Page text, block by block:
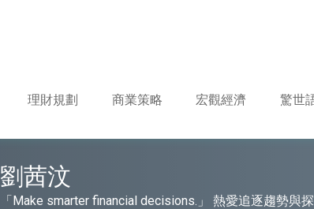
理財規劃 商業策略 宏觀經濟 驚世
劉茜汶
「Make smarter financial decisions.」 熱愛追逐趨勢與